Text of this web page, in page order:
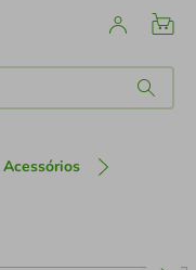
Acessórios